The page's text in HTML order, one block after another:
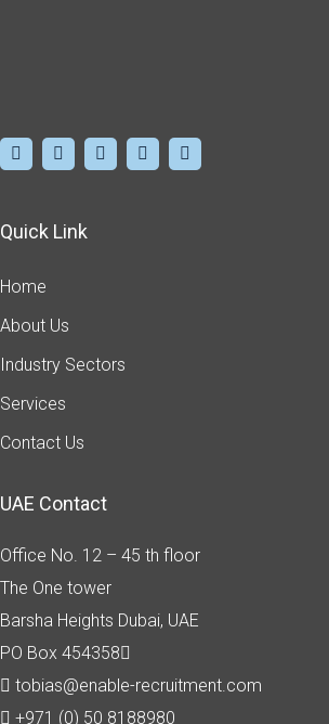
Quick Link
Home
About Us
Industry Sectors
Services
Contact Us
UAE Contact
Office No. 12 – 45 th floor
The One tower
Barsha Heights Dubai, UAE
PO Box 454358
tobias@enable-recruitment.com
+971 (0) 50 8188980